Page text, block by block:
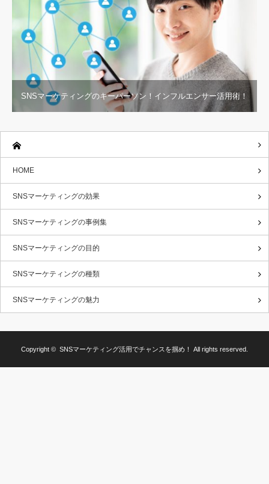
SNSマーケティングのキーパーソン！インフルエンサー活用術！
HOME
SNSマーケティングの効果
SNSマーケティングの事例集
SNSマーケティングの目的
SNSマーケティングの種類
SNSマーケティングの魅力
Copyright © SNSマーケティング活用でチャンスを掴め！ All rights reserved.